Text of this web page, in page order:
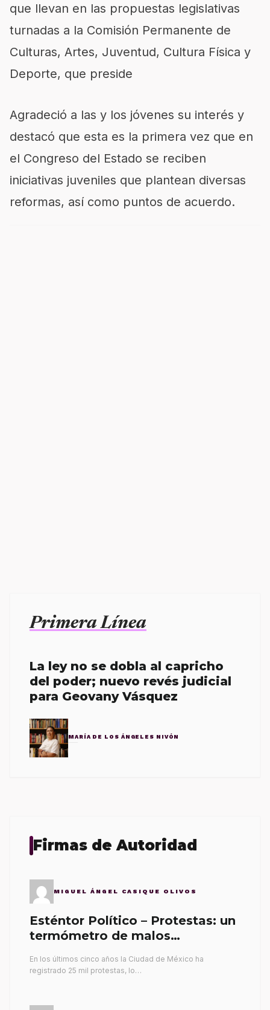
que llevan en las propuestas legislativas
turnadas a la Comisión Permanente de
Culturas, Artes, Juventud, Cultura Física y
Deporte, que preside
Agradeció a las y los jóvenes su interés y
destacó que esta es la primera vez que en
el Congreso del Estado se reciben
iniciativas juveniles que plantean diversas
reformas, así como puntos de acuerdo.
Primera Línea
La ley no se dobla al capricho
del poder; nuevo revés judicial
para Geovany Vásquez
MARÍA DE LOS ÁNGELES NIVÓN
Firmas de Autoridad
MIGUEL ÁNGEL CASIQUE OLIVOS
Esténtor Político – Protestas: un
termómetro de malos
En los últimos cinco años la Ciudad de México ha
registrado 25 mil protestas, lo…